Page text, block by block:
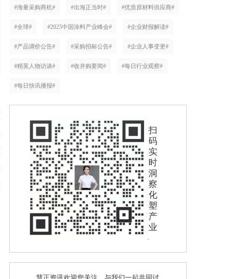
#海量采购商机# #出海正当时# #优质原材料供应商#
#全球# #2025中国涂料产业峰会# #企业财报解读#
#产品调价公告# #采购招标公告# #企业人事变更#
#精英人物访谈# #收并购要闻# #每日行业观察#
#每日快讯播报#
扫
码
实
时
洞
察
化
塑
产
业